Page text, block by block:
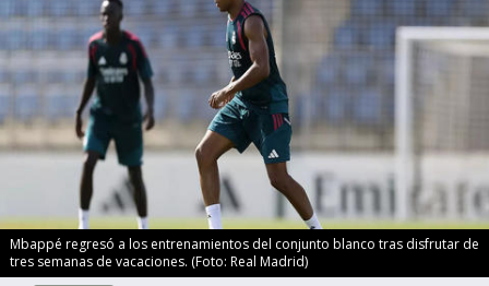
Mbappé regresó a los entrenamientos del conjunto blanco tras disfrutar de
tres semanas de vacaciones. (Foto: Real Madrid)